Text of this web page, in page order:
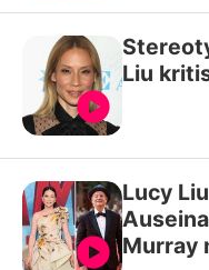
Liu
Lucy
Murray